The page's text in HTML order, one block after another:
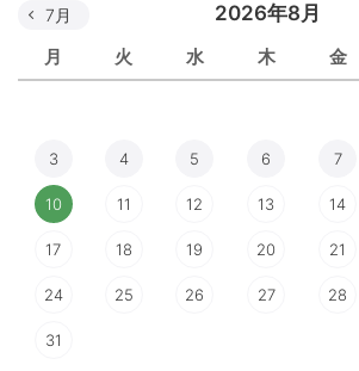
2026年8月
月 火 水 木 金
7月
3 4 5 6 7
10 11 12 13 14
17 18 19 20 21
24 25 26 27 28
31